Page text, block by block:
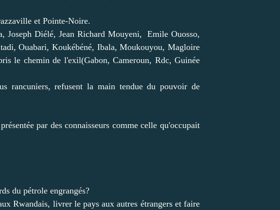
et Pointe-Noire.
Joseph Diélé, Jean Richard Mouyeni, Emile Ouosso,
Ouabari, Koukébéné, Ibala, Moukouyou, Magloire
le chemin de l'exil(Gabon, Cameroun, Rdc, Guinée
rancuniers, refusent la main tendue du pouvoir de
par des connaisseurs comme celle qu'occupait
du pétrole engrangés?
Rwandais, livrer le pays aux autres étrangers et faire